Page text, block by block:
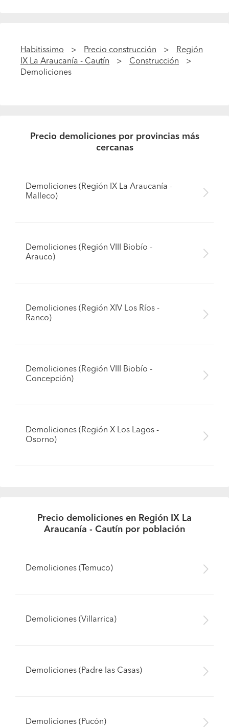
Habitissimo Precio construcción
Región
IX La Araucanía - Cautín
Construcción
Demoliciones
Precio demoliciones por provincias más
cercanas
Demoliciones (Región IX La Araucanía -
Malleco)
Demoliciones (Región VIII Biobío -
Arauco)
Demoliciones (Región XIV Los Ríos -
Ranco)
Demoliciones (Región VIII Biobío -
Concepción)
Demoliciones (Región X Los Lagos -
Osorno)
Precio demoliciones en Región IX La
Araucanía - Cautín por población
Demoliciones (Temuco)
Demoliciones (Villarrica)
Demoliciones (Padre las Casas)
Demoliciones (Pucón)